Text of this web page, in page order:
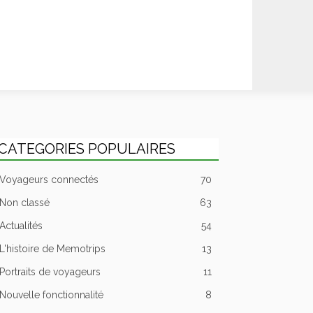
POPULAIRES
Voyageurs connectés 70
Non classé 63
Actualités 54
L'histoire de Memotrips 13
Portraits de voyageurs 11
Nouvelle fonctionnalité 8